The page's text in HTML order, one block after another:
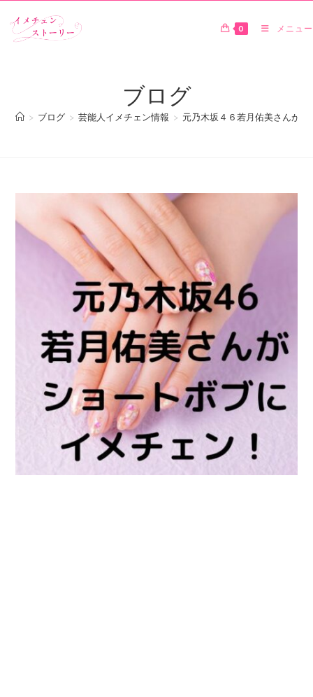
0 メニュー
ブログ
> ブログ > 芸能人イメチェン情報 > 元乃木坂４６若月佑美さんが